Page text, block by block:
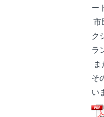
ー
市
ク
ラ
そ
い